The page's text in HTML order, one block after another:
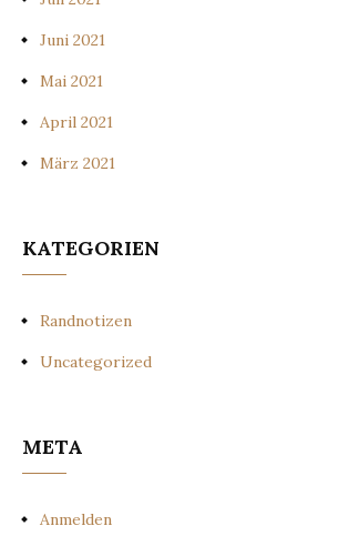
Juni 2021
Mai 2021
April 2021
März 2021
KATEGORIEN
Randnotizen
Uncategorized
META
Anmelden